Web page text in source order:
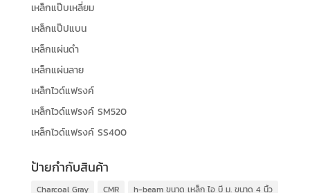
เหล็กแป๊บเหลี่ยม
เหล็กแป๊ปแบน
เหล็กแผ่นดำ
เหล็กแผ่นลาย
เหล็กไวด์แฟรงค์
เหล็กไวด์แฟรงค์ SM520
เหล็กไวด์แฟรงค์ SS400
ป้ายกำกับสินค้า
Charcoal Gray CMR
h-beam ขนาด เหล็ก ไอ บี ม. ขนาด 4 นิ้ว